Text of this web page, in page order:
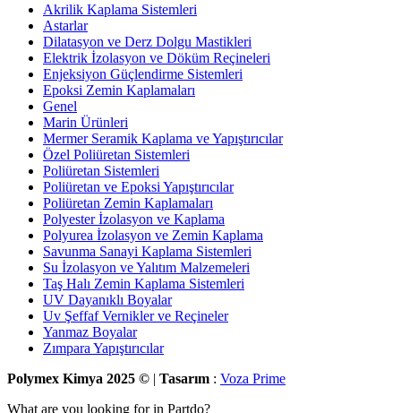
Akrilik Kaplama Sistemleri
Astarlar
Dilatasyon ve Derz Dolgu Mastikleri
Elektrik İzolasyon ve Döküm Reçineleri
Enjeksiyon Güçlendirme Sistemleri
Epoksi Zemin Kaplamaları
Genel
Marin Ürünleri
Mermer Seramik Kaplama ve Yapıştırıcılar
Özel Poliüretan Sistemleri
Poliüretan Sistemleri
Poliüretan ve Epoksi Yapıştırıcılar
Poliüretan Zemin Kaplamaları
Polyester İzolasyon ve Kaplama
Polyurea İzolasyon ve Zemin Kaplama
Savunma Sanayi Kaplama Sistemleri
Su İzolasyon ve Yalıtım Malzemeleri
Taş Halı Zemin Kaplama Sistemleri
UV Dayanıklı Boyalar
Uv Şeffaf Vernikler ve Reçineler
Yanmaz Boyalar
Zımpara Yapıştırıcılar
Polymex Kimya 2025 © | Tasarım : Voza Prime
What are you looking for in Partdo?